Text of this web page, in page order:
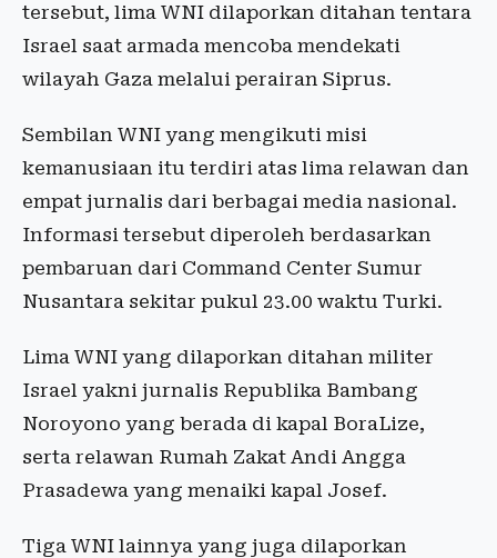
tersebut, lima WNI dilaporkan ditahan tentara
Israel saat armada mencoba mendekati
wilayah Gaza melalui perairan Siprus.
Sembilan WNI yang mengikuti misi
kemanusiaan itu terdiri atas lima relawan dan
empat jurnalis dari berbagai media nasional.
Informasi tersebut diperoleh berdasarkan
pembaruan dari Command Center Sumur
Nusantara sekitar pukul 23.00 waktu Turki.
Lima WNI yang dilaporkan ditahan militer
Israel yakni jurnalis Republika Bambang
Noroyono yang berada di kapal BoraLize,
serta relawan Rumah Zakat Andi Angga
Prasadewa yang menaiki kapal Josef.
Tiga WNI lainnya yang juga dilaporkan